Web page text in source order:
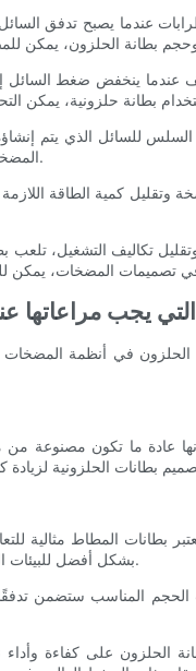
عندما يصبح تدفق
عندما ينخفض ضغط السائل
للسائل الذي يتم
المضخة، مما يضمن بقاء المضخة في حالة عمل مثالية لفترة زمنية ممتدة.
كمية الطاقة
تكاليف التشغيل،
التي يجب مراعاتها
في أنظمة المضخات
عادة ما تكون مصنوعة
بشكل أفضل للبيئات المسببة للتآكل. توفر بطانات السيراميك متانة فائقة ومقاومة للتآكل.